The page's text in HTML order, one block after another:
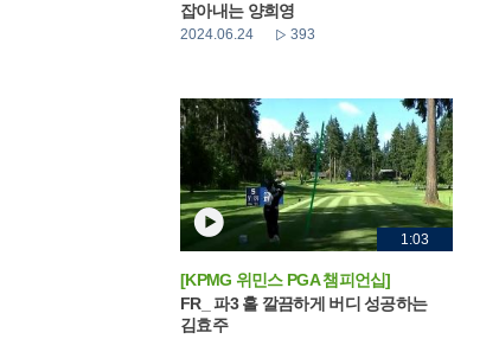
잡아내는 양희영
2024.06.24 393
1:03
[KPMG 위민스 PGA 챔피언십]
FR_ 파3 홀 깔끔하게 버디 성공하는
김효주